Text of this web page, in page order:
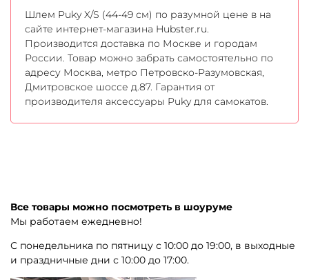
Шлем Puky X/S (44-49 см) по разумной цене в на
сайте интернет-магазина Hubster.ru.
Производится доставка по Москве и городам
России. Товар можно забрать самостоятельно по
адресу Москва, метро Петровско-Разумовская,
Дмитровское шоссе д.87. Гарантия от
производителя аксессуары Puky для самокатов.
Все товары можно посмотреть в шоуруме
Мы работаем ежедневно!
С понедельника по пятницу с 10:00 до 19:00, в выходные
и праздничные дни с 10:00 до 17:00.